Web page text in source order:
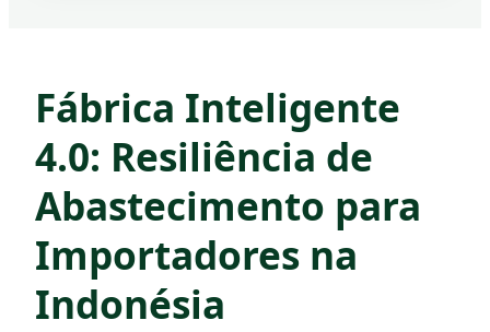
Fábrica Inteligente
4.0: Resiliência de
Abastecimento para
Importadores na
Indonésia